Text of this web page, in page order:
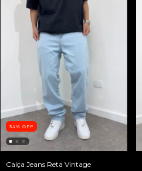
34% OFF
Calça Jeans Reta Vintage